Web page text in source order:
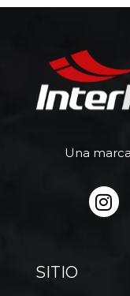
Una
SITIO